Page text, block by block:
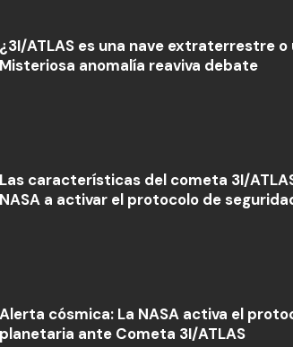
¿3I/ATLAS es una nave extraterrestre
Misteriosa anomalía reaviva debate
Las características del cometa 3I/
NASA a activar el protocolo de
Alerta cósmica: La NASA activa el
planetaria ante Cometa 3I/ATLAS